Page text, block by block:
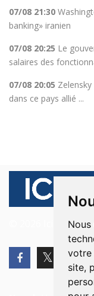
votre
site,
07/08 21:30
banking» iranien
07/08 20:25 Le
salaires des
07/08 20:05
dans ce pays allié ...
© 2026 Ici